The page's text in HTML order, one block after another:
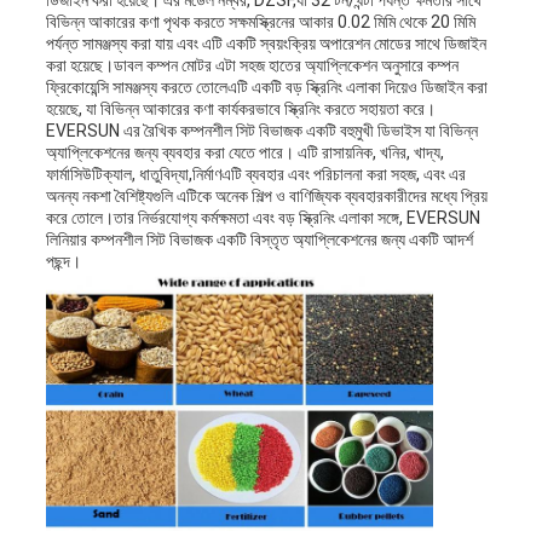
বিভিন্ন আকারের কণা পৃথক করতে সক্ষমস্ক্রিনের আকার 0.02 মিমি থেকে 20 মিমি
পর্যন্ত সামঞ্জস্য করা যায় এবং এটি একটি স্বয়ংক্রিয় অপারেশন মোডের সাথে ডিজাইন
করা হয়েছে।ডাবল কম্পন মোটর এটা সহজ হাতের অ্যাপ্লিকেশন অনুসারে কম্পন
ফ্রিকোয়েন্সি সামঞ্জস্য করতে তোলেএটি একটি বড় স্ক্রিনিং এলাকা দিয়েও ডিজাইন করা
হয়েছে, যা বিভিন্ন আকারের কণা কার্যকরভাবে স্ক্রিনিং করতে সহায়তা করে।
EVERSUN এর রৈখিক কম্পনশীল সিট বিভাজক একটি বহুমুখী ডিভাইস যা বিভিন্ন
অ্যাপ্লিকেশনের জন্য ব্যবহার করা যেতে পারে। এটি রাসায়নিক, খনির, খাদ্য,
ফার্মাসিউটিক্যাল, ধাতুবিদ্যা,নির্মাণএটি ব্যবহার এবং পরিচালনা করা সহজ, এবং এর
অনন্য নকশা বৈশিষ্ট্যগুলি এটিকে অনেক শিল্প ও বাণিজ্যিক ব্যবহারকারীদের মধ্যে প্রিয়
করে তোলে।তার নির্ভরযোগ্য কর্মক্ষমতা এবং বড় স্ক্রিনিং এলাকা সঙ্গে, EVERSUN
লিনিয়ার কম্পনশীল সিট বিভাজক একটি বিস্তৃত অ্যাপ্লিকেশনের জন্য একটি আদর্শ
পছন্দ।